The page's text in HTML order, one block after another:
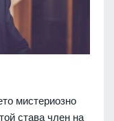
мистериозно
става член на